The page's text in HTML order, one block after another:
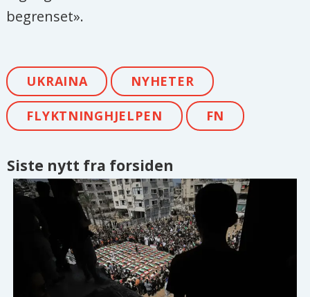
begrenset».
UKRAINA NYHETER
FLYKTNINGHJELPEN FN
Siste nytt fra forsiden